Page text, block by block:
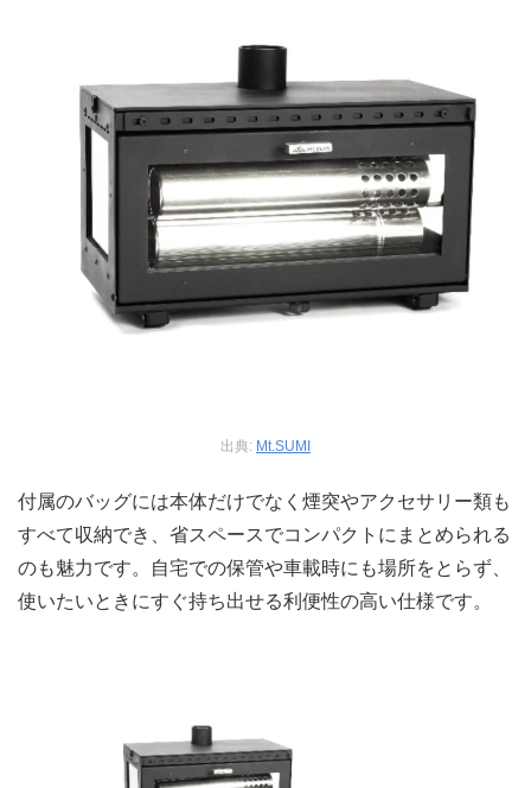
出典: Mt.SUMI
付属のバッグには本体だけでなく煙突やアクセサリー類も
すべて収納でき、省スペースでコンパクトにまとめられる
のも魅力です。自宅での保管や車載時にも場所をとらず、
使いたいときにすぐ持ち出せる利便性の高い仕様です。